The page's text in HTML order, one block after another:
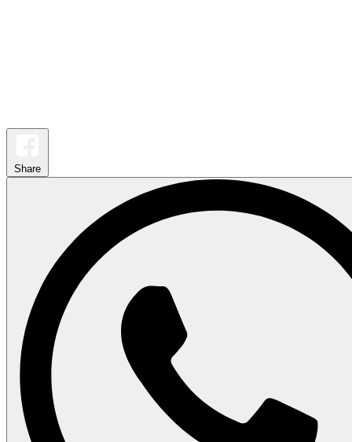
Share